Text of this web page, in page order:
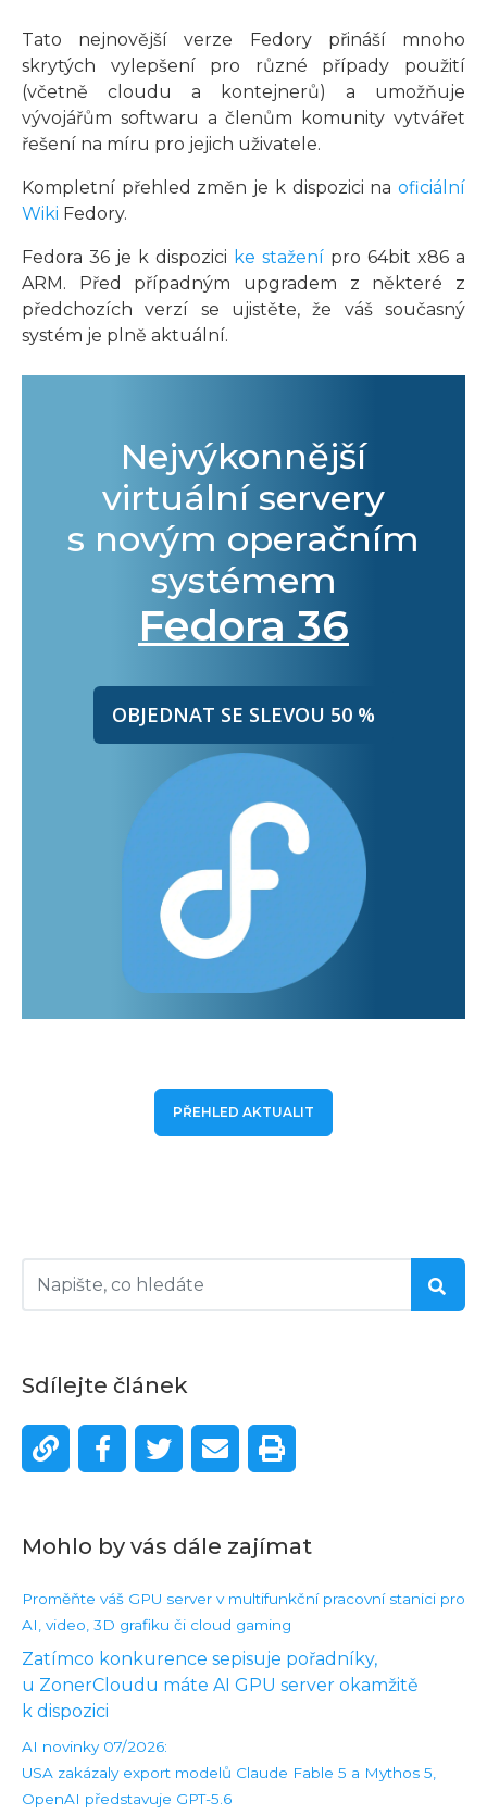
Sdílejte článek
Mohlo by vás dále zajímat
Proměňte váš GPU server v multifunkční pracovní stanici pro
AI, video, 3D grafiku či cloud gaming
Zatímco konkurence sepisuje pořadníky,
u ZonerCloudu máte AI GPU server okamžitě
k dispozici
AI novinky 07/2026:
USA zakázaly export modelů Claude Fable 5 a Mythos 5,
OpenAI představuje GPT-5.6
Tato nejnovější verze Fedory přináší mnoho
skrytých vylepšení pro různé případy použití
(včetně cloudu a kontejnerů) a umožňuje
vývojářům softwaru a členům komunity vytvářet
řešení na míru pro jejich uživatele.
Kompletní přehled změn je k dispozici na oficiální
Wiki Fedory.
Fedora 36 je k dispozici ke stažení pro 64bit x86 a
ARM. Před případným upgradem z některé z
předchozích verzí se ujistěte, že váš současný
systém je plně aktuální.
Nejvýkonnější
virtuální servery
s novým operačním
systémem
Fedora 36
OBJEDNAT SE SLEVOU 50 %
PŘEHLED AKTUALIT